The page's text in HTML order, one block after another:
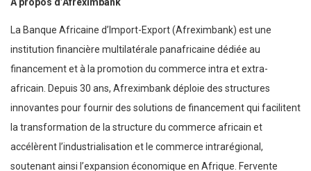
À propos d’Afreximbank
La Banque Africaine d’Import-Export (Afreximbank) est une
institution financière multilatérale panafricaine dédiée au
financement et à la promotion du commerce intra et extra-
africain. Depuis 30 ans, Afreximbank déploie des structures
innovantes pour fournir des solutions de financement qui facilitent
la transformation de la structure du commerce africain et
accélèrent l’industrialisation et le commerce intrarégional,
soutenant ainsi l’expansion économique en Afrique. Fervente